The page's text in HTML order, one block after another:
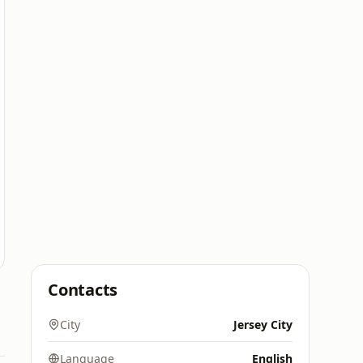
Contacts
City Jersey City
Language English